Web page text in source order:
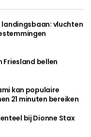
vluchten
Friesland bellen
kan populaire
21 minuten bereiken
bij Dionne Stax